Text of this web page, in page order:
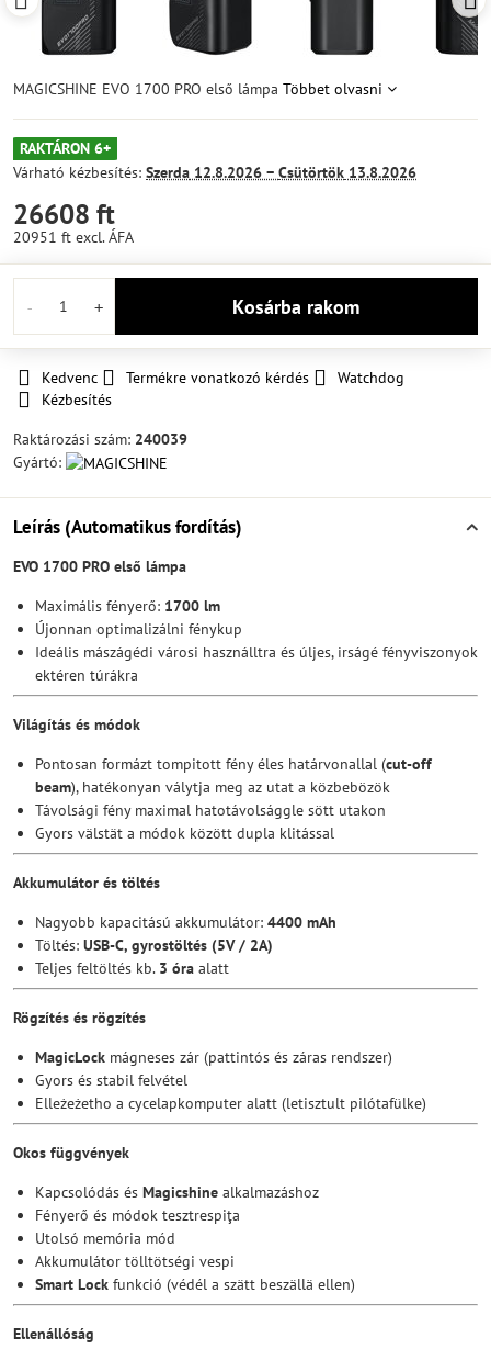
MAGICSHINE EVO 1700 PRO első lámpa Többet olvasni
RAKTÁRON 6+
Várható kézbesítés: Szerda 12.8.2026 − Csütörtök 13.8.2026
26608 ft
20951 ft excl. ÁFA
Kosárba rakom
Kedvenc Termékre vonatkozó kérdés
Watchdog
Kézbesítés
Raktározási szám: 240039
Gyártó:
Leírás (Automatikus fordítás)
EVO 1700 PRO első lámpa
Maximális fényerő: 1700 lm
Újonnan optimalizálni fénykup
Ideális mászágédi városi használltra és úljes, irságé fényviszonyok
ektéren túrákra
Világítás és módok
Pontosan formázt tompitott fény éles határvonallal (cut-off
beam), hatékonyan válytja meg az utat a közbebözök
Távolsági fény maximal hatotávolsággle sött utakon
Gyors välstät a módok között dupla klitással
Akkumulátor és töltés
Nagyobb kapacitású akkumulátor: 4400 mAh
Töltés: USB-C, gyrostöltés (5V / 2A)
Teljes feltöltés kb. 3 óra alatt
Rögzítés és rögzítés
MagicLock mágneses zár (pattintós és záras rendszer)
Gyors és stabil felvétel
Elleżeżetho a cycelapkomputer alatt (letisztult pilótafülke)
Okos függvények
Kapcsolódás és Magicshine alkalmazáshoz
Fényerő és módok tesztrespiţa
Utolsó memória mód
Akkumulátor tölltötségi vespi
Smart Lock funkció (védél a szätt beszällä ellen)
Ellenállóság